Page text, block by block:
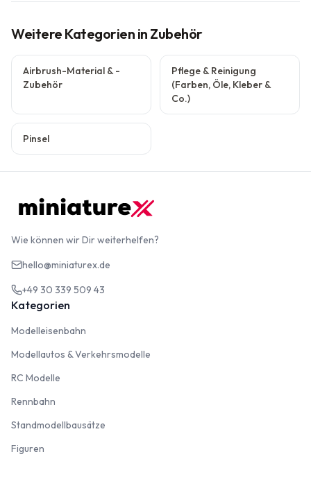
Weitere Kategorien in Zubehör
Airbrush-Material & -
Zubehör
Pflege & Reinigung
(Farben, Öle, Kleber &
Co.)
Pinsel
Wie können wir Dir weiterhelfen?
hello@miniaturex.de
+49 30 339 509 43
Kategorien
Modelleisenbahn
Modellautos & Verkehrsmodelle
RC Modelle
Rennbahn
Standmodellbausätze
Figuren